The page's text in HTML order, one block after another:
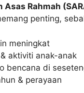
Asas Rahmah
penting,
meningkat
aktiviti anak-anak
bencana di
& perayaan